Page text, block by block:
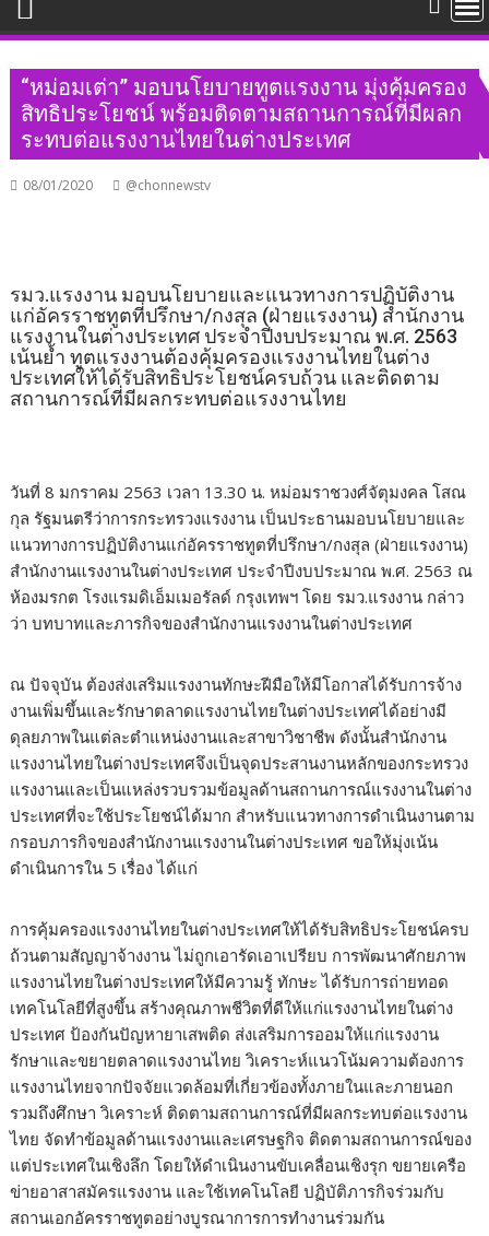
“หม่อมเต่า” มอบนโยบายทูตแรงงาน มุ่งคุ้มครอง
สิทธิประโยชน์ พร้อมติดตามสถานการณ์ที่มีผลก
ระทบต่อแรงงานไทยในต่างประเทศ
08/01/2020 @chonnewstv
รมว.แรงงาน มอบนโยบายและแนวทางการปฏิบัติงาน
แก่อัครราชทูตที่ปรึกษา/กงสุล (ฝ่ายแรงงาน) สำนักงาน
แรงงานในต่างประเทศ ประจำปีงบประมาณ พ.ศ. 2563
เน้นย้ำ ทูตแรงงานต้องคุ้มครองแรงงานไทยในต่าง
ประเทศให้ได้รับสิทธิประโยชน์ครบถ้วน และติดตาม
สถานการณ์ที่มีผลกระทบต่อแรงงานไทย
วันที่ 8 มกราคม 2563 เวลา 13.30 น. หม่อมราชวงศ์จัตุมงคล โสณ
กุล รัฐมนตรีว่าการกระทรวงแรงงาน เป็นประธานมอบนโยบายและ
แนวทางการปฏิบัติงานแก่อัครราชทูตที่ปรึกษา/กงสุล (ฝ่ายแรงงาน)
สำนักงานแรงงานในต่างประเทศ ประจำปีงบประมาณ พ.ศ. 2563 ณ
ห้องมรกต โรงแรมดิเอ็มเมอรัลด์ กรุงเทพฯ โดย รมว.แรงงาน กล่าว
ว่า บทบาทและภารกิจของสำนักงานแรงงานในต่างประเทศ
ณ ปัจจุบัน ต้องส่งเสริมแรงงานทักษะฝีมือให้มีโอกาสได้รับการจ้าง
งานเพิ่มขึ้นและรักษาตลาดแรงงานไทยในต่างประเทศได้อย่างมี
ดุลยภาพในแต่ละตำแหน่งงานและสาขาวิชาชีพ ดังนั้นสำนักงาน
แรงงานไทยในต่างประเทศจึงเป็นจุดประสานงานหลักของกระทรวง
แรงงานและเป็นแหล่งรวบรวมข้อมูลด้านสถานการณ์แรงงานในต่าง
ประเทศที่จะใช้ประโยชน์ได้มาก สำหรับแนวทางการดำเนินงานตาม
กรอบภารกิจของสำนักงานแรงงานในต่างประเทศ ขอให้มุ่งเน้น
ดำเนินการใน 5 เรื่อง ได้แก่
การคุ้มครองแรงงานไทยในต่างประเทศให้ได้รับสิทธิประโยชน์ครบ
ถ้วนตามสัญญาจ้างงาน ไม่ถูกเอารัดเอาเปรียบ การพัฒนาศักยภาพ
แรงงานไทยในต่างประเทศให้มีความรู้ ทักษะ ได้รับการถ่ายทอด
เทคโนโลยีที่สูงขึ้น สร้างคุณภาพชีวิตที่ดีให้แก่แรงงานไทยในต่าง
ประเทศ ป้องกันปัญหายาเสพติด ส่งเสริมการออมให้แก่แรงงาน
รักษาและขยายตลาดแรงงานไทย วิเคราะห์แนวโน้มความต้องการ
แรงงานไทยจากปัจจัยแวดล้อมที่เกี่ยวข้องทั้งภายในและภายนอก
รวมถึงศึกษา วิเคราะห์ ติดตามสถานการณ์ที่มีผลกระทบต่อแรงงาน
ไทย จัดทำข้อมูลด้านแรงงานและเศรษฐกิจ ติดตามสถานการณ์ของ
แต่ประเทศในเชิงลึก โดยให้ดำเนินงานขับเคลื่อนเชิงรุก ขยายเครือ
ข่ายอาสาสมัครแรงงาน และใช้เทคโนโลยี ปฏิบัติภารกิจร่วมกับ
สถานเอกอัครราชทูตอย่างบูรณาการการทำงานร่วมกัน